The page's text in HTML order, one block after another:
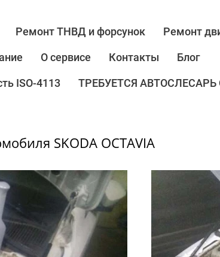
Ремонт ТНВД и форсунок Ремонт
О сервисе Контакты Блог
ISO-4113 ТРЕБУЕТСЯ АВТОСЛЕСАРЬ
SKODA OCTAVIA